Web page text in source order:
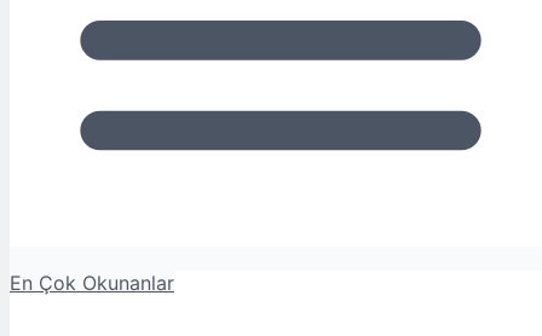
En Çok Okunanlar